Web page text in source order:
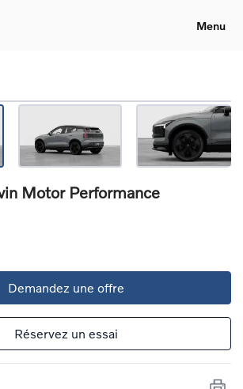
Menu
Motor Performance
Demandez une offre
Réservez un essai